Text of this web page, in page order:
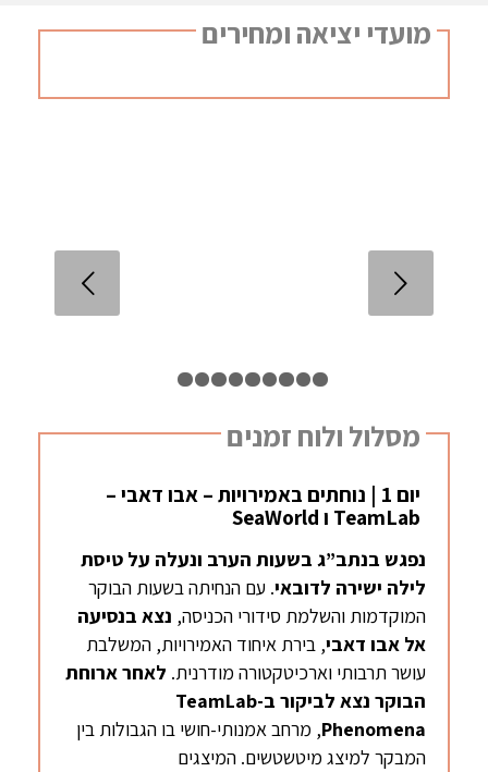
מועדי יציאה ומחירים
1 2 3
מסלול ולוח זמנים
יום 1 | נוחתים באמירויות – אבו דאבי –
TeamLab ו SeaWorld
נפגש בנתב”ג בשעות הערב ונעלה על טיסת
לילה ישירה לדובאי. עם הנחיתה בשעות הבוקר
המוקדמות והשלמת סידורי הכניסה, נצא בנסיעה
אל אבו דאבי, בירת איחוד האמירויות, המשלבת
עושר תרבותי וארכיטקטורה מודרנית. לאחר ארוחת
הבוקר נצא לביקור ב-TeamLab
Phenomena, מרחב אמנותי-חושי בו הגבולות בין
המבקר למיצג מיטשטשים. המיצגים